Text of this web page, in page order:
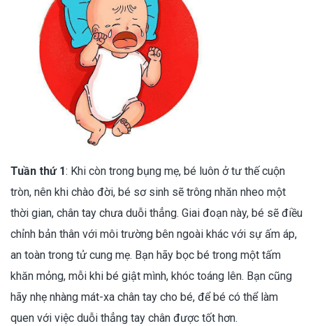
Tuần thứ 1: Khi còn trong bụng mẹ, bé luôn ở tư thế cuộn
tròn, nên khi chào đời, bé sơ sinh sẽ trông nhăn nheo một
thời gian, chân tay chưa duỗi thẳng. Giai đoạn này, bé sẽ điều
chỉnh bản thân với môi trường bên ngoài khác với sự ấm áp,
an toàn trong tử cung mẹ. Bạn hãy bọc bé trong một tấm
khăn mỏng, mỗi khi bé giật mình, khóc toáng lên. Bạn cũng
hãy nhẹ nhàng mát-xa chân tay cho bé, để bé có thể làm
quen với việc duỗi thẳng tay chân được tốt hơn.